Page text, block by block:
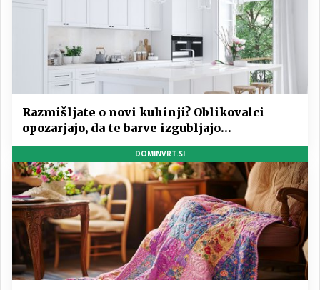
Razmišljate o novi kuhinji? Oblikovalci
opozarjajo, da te barve izgubljajo
priljubljenost
DOMINVRT.SI